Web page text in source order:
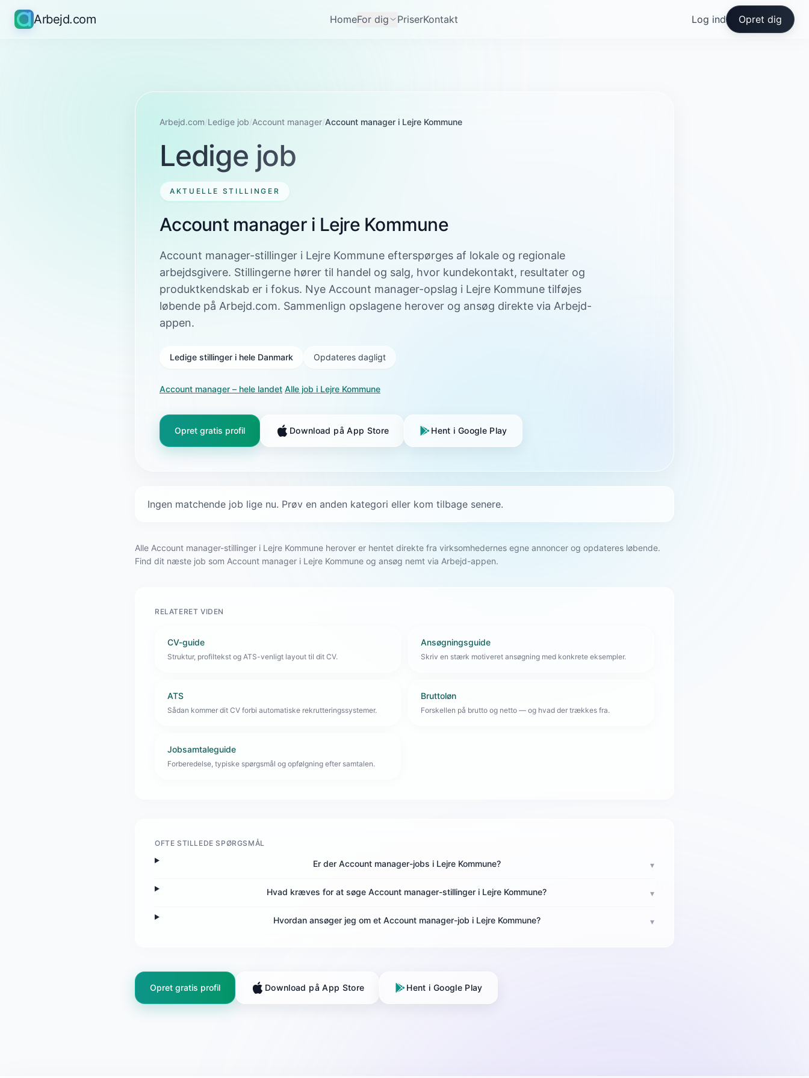
Arbejd.com HomeFor dig PriserKontakt Log ind Opret dig
Arbejd.com/Ledige job/Account manager/Account manager i Lejre Kommune
Ledige job
AKTUELLE STILLINGER
Account manager i Lejre Kommune
Account manager-stillinger i Lejre Kommune efterspørges af lokale og regionale
arbejdsgivere. Stillingerne hører til handel og salg, hvor kundekontakt, resultater og
produktkendskab er i fokus. Nye Account manager-opslag i Lejre Kommune tilføjes
løbende på Arbejd.com. Sammenlign opslagene herover og ansøg direkte via Arbejd-
appen.
Ledige stillinger i hele Danmark Opdateres dagligt
Account manager – hele landet·Alle job i Lejre Kommune
Opret gratis profil Download på App Store Hent i Google Play
Ingen matchende job lige nu. Prøv en anden kategori eller kom tilbage senere.
Alle Account manager-stillinger i Lejre Kommune herover er hentet direkte fra virksomhedernes egne annoncer og opdateres løbende.
Find dit næste job som Account manager i Lejre Kommune og ansøg nemt via Arbejd-appen.
RELATERET VIDEN
CV-guide
Struktur, profiltekst og ATS-venligt layout til dit CV.
Ansøgningsguide
Skriv en stærk motiveret ansøgning med konkrete eksempler.
ATS
Sådan kommer dit CV forbi automatiske rekrutteringssystemer.
Bruttoløn
Forskellen på brutto og netto — og hvad der trækkes fra.
Jobsamtaleguide
Forberedelse, typiske spørgsmål og opfølgning efter samtalen.
OFTE STILLEDE SPØRGSMÅL
Er der Account manager-jobs i Lejre Kommune? ▾
Hvad kræves for at søge Account manager-stillinger i Lejre Kommune? ▾
Hvordan ansøger jeg om et Account manager-job i Lejre Kommune? ▾
Opret gratis profil Download på App Store Hent i Google Play